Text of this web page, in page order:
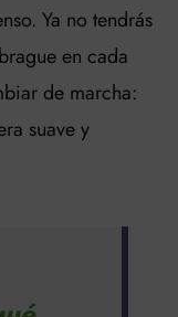
Ya no tendrás
en cada
de marcha:
suave y